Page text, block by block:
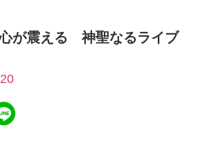
が震える 神聖なるライブ